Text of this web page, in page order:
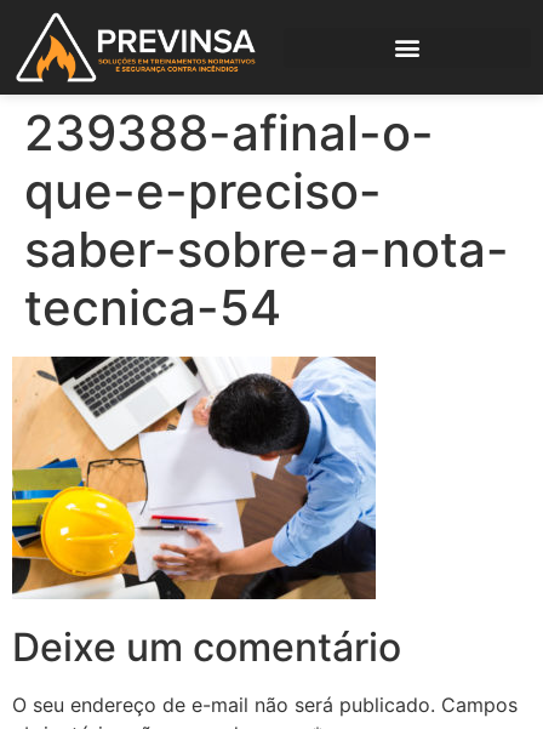
239388-afinal-o-
que-e-preciso-
saber-sobre-a-nota-
tecnica-54
Deixe um comentário
O seu endereço de e-mail não será publicado. Campos